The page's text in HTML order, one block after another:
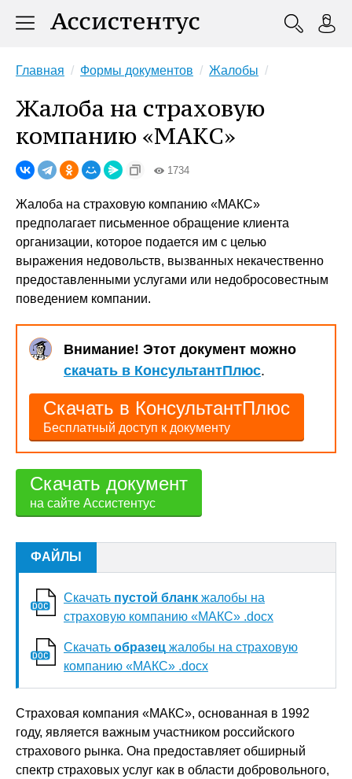
Главная Формы документов Жалобы
Жалоба на страховую
компанию «МАКС»
1734
Жалоба на страховую компанию «МАКС»
предполагает письменное обращение клиента
организации, которое подается им с целью
выражения недовольств, вызванных некачественно
предоставленными услугами или недобросовестным
поведением компании.
Внимание! Этот документ можно
скачать в КонсультантПлюс.
Скачать в КонсультантПлюс
Бесплатный доступ к документу
Скачать документ
на сайте Ассистентус
ФАЙЛЫ
Скачать пустой бланк жалобы на
страховую компанию «МАКС» .docx
Скачать образец жалобы на страховую
компанию «МАКС» .docx
Страховая компания «МАКС», основанная в 1992
году, является важным участником российского
страхового рынка. Она предоставляет обширный
спектр страховых услуг как в области добровольного,